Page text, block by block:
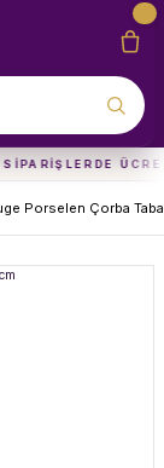
Porselen Çorba